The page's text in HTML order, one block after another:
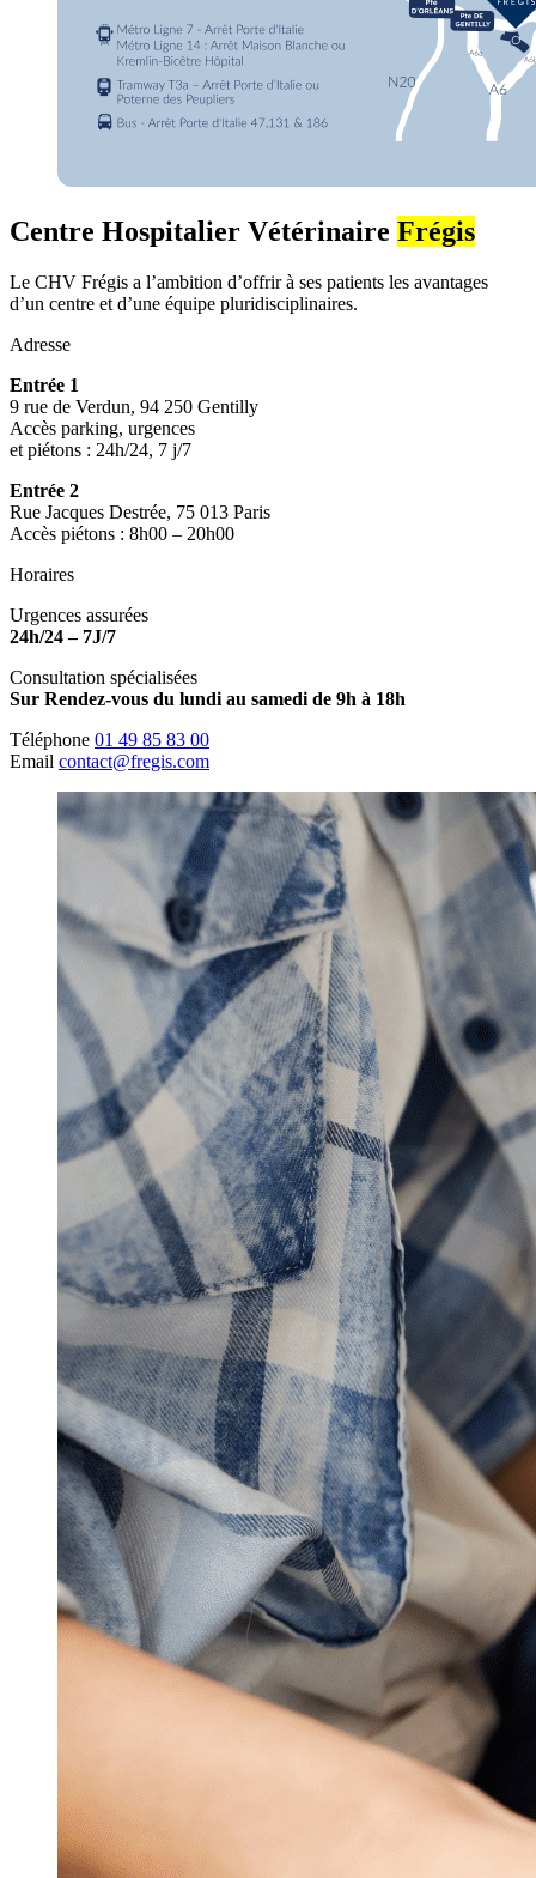
Centre Hospitalier Vétérinaire Frégis
Le CHV Frégis a l’ambition d’offrir à ses patients les avantages
d’un centre et d’une équipe pluridisciplinaires.
Adresse
Entrée 1
9 rue de Verdun, 94 250 Gentilly
Accès parking, urgences
et piétons : 24h/24, 7 j/7
Entrée 2
Rue Jacques Destrée, 75 013 Paris
Accès piétons : 8h00 – 20h00
Horaires
Urgences assurées
24h/24 – 7J/7
Consultation spécialisées
Sur Rendez-vous du lundi au samedi de 9h à 18h
Téléphone 01 49 85 83 00
Email contact@fregis.com